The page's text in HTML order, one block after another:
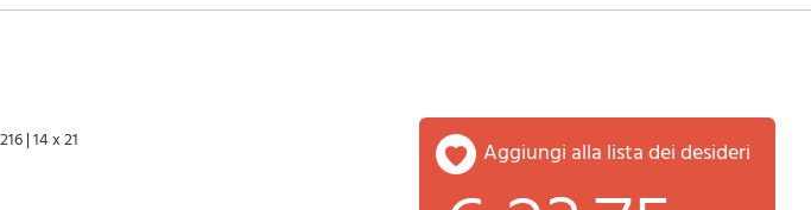
|14 x 21 aggiungi alla lista dei desideri